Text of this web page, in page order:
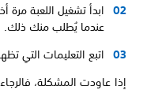
عندما يُطلب منك ذلك.
اتبع التعليمات التي
إذا عاودت المشكلة،